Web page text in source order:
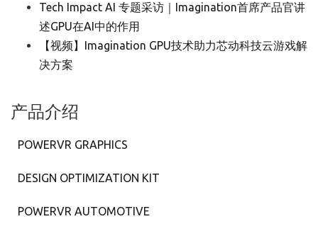
Tech Impact AI 专题采访｜Imagination首席产品官讲
述GPU在AI中的作用
【视频】Imagination GPU技术助力芯动科技云游戏解
决方案
产品介绍
POWERVR GRAPHICS
DESIGN OPTIMIZATION KIT
POWERVR AUTOMOTIVE